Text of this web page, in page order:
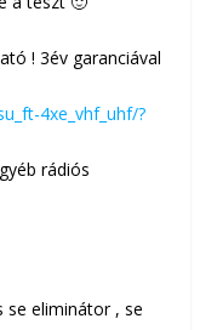
! 3év garanciával
4xe_vhf_uhf/?
rádiós
se eliminátor , se